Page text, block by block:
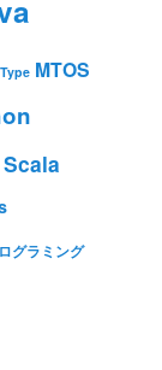
MTOS
Scala
グラミング